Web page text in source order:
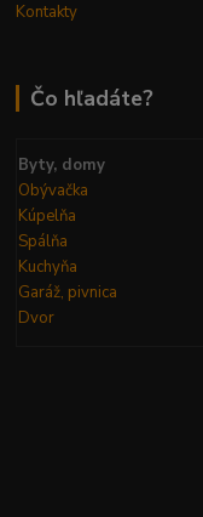
Kontakty
Čo hľadáte?
Byty, domy
Obývačka
Kúpelňa
Spálňa
Kuchyňa
Garáž, pivnica
Dvor